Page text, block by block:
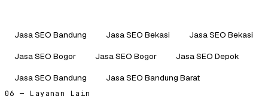
Jasa SEO Bandung Jasa SEO Bekasi
Jasa SEO Bekasi
Jasa SEO Bogor
Jasa SEO Bogor
Jasa SEO Depok
Jasa SEO Bandung
Jasa SEO Bandung Barat
06 — Layanan Lain